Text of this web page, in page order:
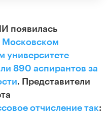
появилась
Московском
университете
890 аспирантов за
. Представители
отчисление так: